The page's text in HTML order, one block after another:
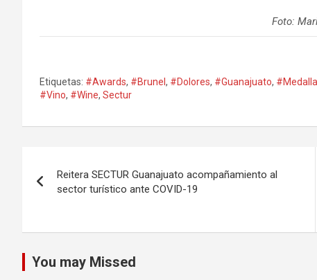
Foto:
Etiquetas: #Awards, #Brunel , #Dolores, #Guanajuato,
#Vino, #Wine, Sectur
de
Reitera SECTUR Guanajuato acompañamiento al
sector turístico ante COVID-19
You may Missed